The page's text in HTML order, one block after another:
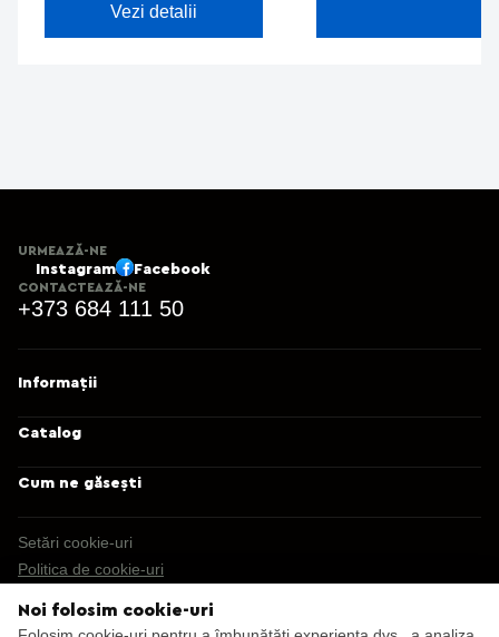
Vezi detalii
URMEAZĂ-NE
Instagram Facebook
CONTACTEAZĂ-NE
+373 684 111 50
Informații
Catalog
Cum ne găsești
Setări cookie-uri
Politica de cookie-uri
© 2013 – 2026 Ecaterix SRL
Noi folosim cookie-uri